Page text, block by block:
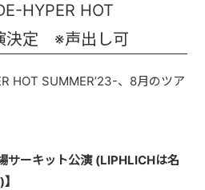
HYPER HOT
決定 ※声出し可
HOT SUMMER’23-、8月のツア
サーキット公演 (LIPHLICHは名